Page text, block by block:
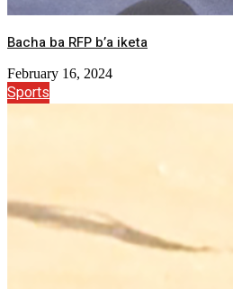
Bacha ba RFP b’a iketa
February 16, 2024
Sports